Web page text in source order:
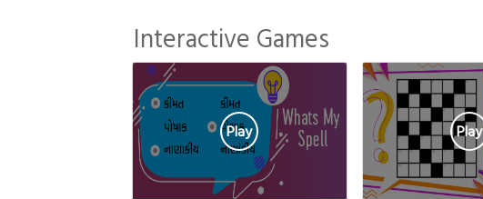
Interactive Games
Play Play